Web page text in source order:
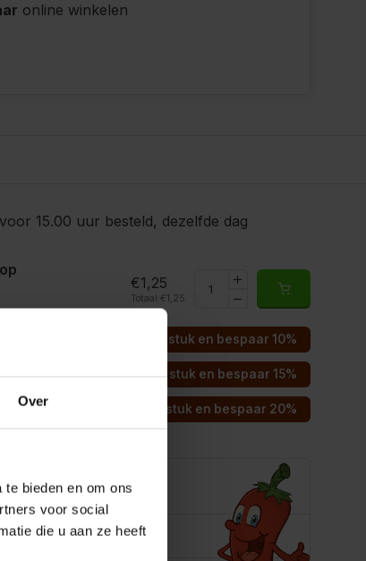
Over
bieden en om ons
voor social
die u aan ze heeft
online winkelen
15.00 uur besteld, dezelfde dag
€1,25
Totaal: €1,25
Koop 50 voor €1,13 per stuk en bespaar 10%
Koop 100 voor €1,06 per stuk en bespaar 15%
Koop 200 voor €1,00 per stuk en bespaar 20%
helpen?
+31180396467